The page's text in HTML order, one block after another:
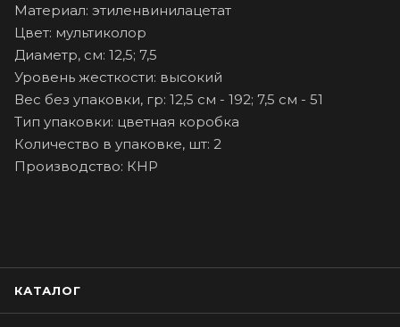
Материал: этиленвинилацетат
Цвет: мультиколор
Диаметр, см: 12,5; 7,5
Уровень жесткости: высокий
Вес без упаковки, гр: 12,5 см - 192; 7,5 см - 51
Тип упаковки: цветная коробка
Количество в упаковке, шт: 2
Производство: КНР
КАТАЛОГ